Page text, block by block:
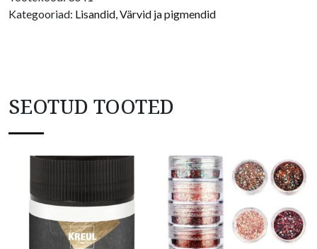
Kategooriad: Lisandid,Värvid ja pigmendid
SEOTUD TOOTED